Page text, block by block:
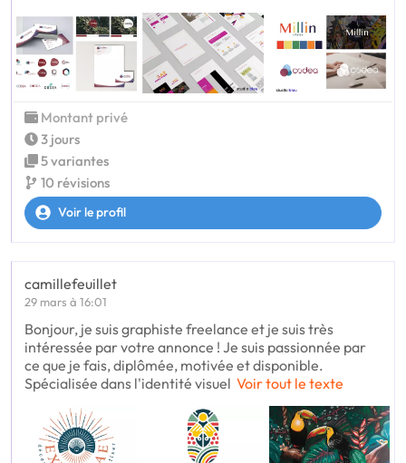
Montant privé
3 jours
5 variantes
10 révisions
Voir le profil
camillefeuillet
29 mars à 16:01
Bonjour, je suis graphiste freelance et je suis très
intéressée par votre annonce ! Je suis passionnée par
ce que je fais, diplômée, motivée et disponible.
Spécialisée dans l'identité visuel Voir tout le texte